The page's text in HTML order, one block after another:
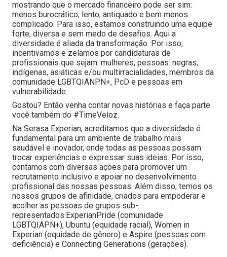
mostrando que o mercado financeiro pode ser sim:
menos burocrático, lento, antiquado e bem menos
complicado. Para isso, estamos construindo uma equipe
forte, diversa e sem medo de desafios. Aqui a
diversidade é aliada da transformação. Por isso,
incentivamos e zelamos por candidaturas de
profissionais que sejam: mulheres, pessoas: negras,
indígenas, asiáticas e/ou multirracialidades, membros da
comunidade LGBTQIANPN+, PcD e pessoas em
vulnerabilidade.
Gostou? Então venha contar novas histórias e faça parte
você também do #TimeVeloz.
Na Serasa Experian, acreditamos que a diversidade é
fundamental para um ambiente de trabalho mais
saudável e inovador, onde todas as pessoas possam
trocar experiências e expressar suas ideias. Por isso,
contamos com diversas ações para promover um
recrutamento inclusivo e apoiar no desenvolvimento
profissional das nossas pessoas. Além disso, temos os
nossos grupos de afinidade, criados para empoderar e
acolher as pessoas de grupos sub-
representados:ExperianPride (comunidade
LGBTQIAPN+), Ubuntu (equidade racial), Women in
Experian (equidade de gênero) e Aspire (pessoas com
deficiência) e Connecting Generations (gerações).